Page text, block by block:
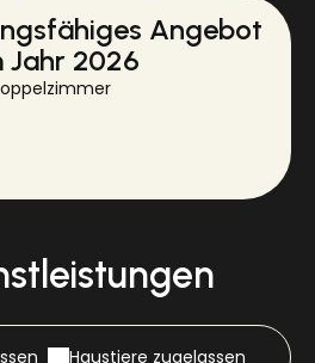
Angebot
Jahr 2026
Haustiere zugelassen